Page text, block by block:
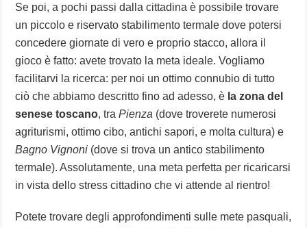
Se poi, a pochi passi dalla cittadina è possibile trovare
un piccolo e riservato stabilimento termale dove potersi
concedere giornate di vero e proprio stacco, allora il
gioco è fatto: avete trovato la meta ideale. Vogliamo
facilitarvi la ricerca: per noi un ottimo connubio di tutto
ciò che abbiamo descritto fino ad adesso, è la zona del
senese toscano, traPienza (dove troverete numerosi
agriturismi, ottimo cibo, antichi sapori, e molta cultura) e
Bagno Vignoni (dove si trova un antico stabilimento
termale). Assolutamente, una meta perfetta per ricaricarsi
in vista dello stress cittadino che vi attende al rientro!
Potete trovare degli approfondimenti sulle mete pasquali,